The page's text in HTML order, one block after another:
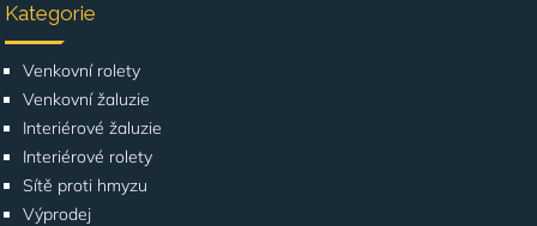
Kategorie
Venkovní rolety
Venkovní žaluzie
Interiérové žaluzie
Interiérové rolety
Sítě proti hmyzu
Výprodej